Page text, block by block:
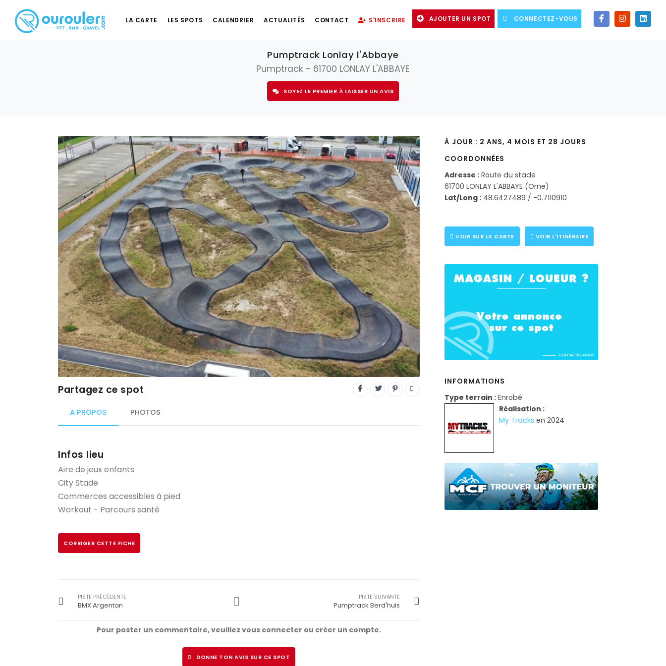
CONNECTEZ-VOUS
LA CARTE LES SPOTS CALENDRIER ACTUALITÉS CONTACT S'INSCRIRE AJOUTER UN SPOT CONNECTEZ-VOUS
Pumptrack Lonlay l'Abbaye
Pumptrack - 61700 LONLAY L'ABBAYE
SOYEZ LE PREMIER À LAISSER UN AVIS
Partagez ce spot
A PROPOS PHOTOS
Infos lieu
Aire de jeux enfants
City Stade
Commerces accessibles à pied
Workout - Parcours santé
CORRIGER CETTE FICHE
PISTE PRÉCÉDENTE
BMX Argentan
PISTE SUIVANTE
Pumptrack Berd'huis
Pour poster un commentaire, veuillez vous connecter ou créer un compte.
DONNE TON AVIS SUR CE SPOT
À JOUR : 2 ANS, 4 MOIS ET 28 JOURS
COORDONNÉES
Adresse : Route du stade
61700 LONLAY L'ABBAYE (Orne)
Lat/Long : 48.6427489 / -0.7110910
VOIR SUR LA CARTE VOIR L'ITINÉRAIRE
INFORMATIONS
Type terrain : Enrobé
Réalisation :
My Tracks en 2024